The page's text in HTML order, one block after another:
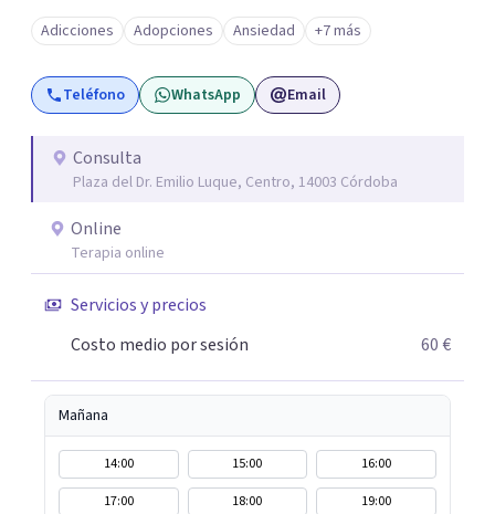
rebeldía. TDAH, dificultades de aprendizaje y control de
impulsos. Intervención con familias y terapia de pareja
para mejorar la convivencia. Intervención de conductas de
riesgo y asesoramiento a padres y familias. Aplico
(Terapia de Aceptación y Compromiso), análisis de
conducta, terapia sistémica y mindfulness, además de
atención profesional, cercana y práctica, que ayude a
adolescentes y familias a recuperar el equilibrio
emocional y fortalecer sus elaciones
Adicciones Adopciones Ansiedad +7 más
Teléfono WhatsApp Email
Consulta
Plaza del Dr. Emilio Luque, Centro, 14003 Córdoba
Online
Terapia online
Servicios y precios
Costo medio por sesión
60 €
Mañana
14:00 15:00
16:00
17:00
18:00 19:00